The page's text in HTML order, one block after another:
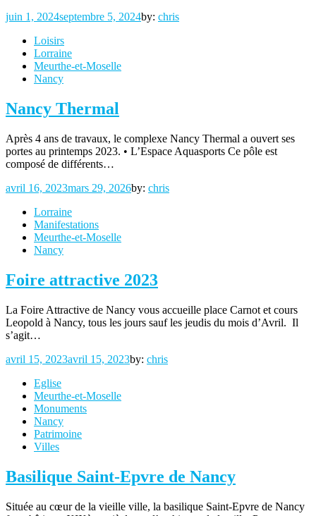
Posted
juin 1, 2024septembre 5, 2024by: chris
Loisirs
Lorraine
Meurthe-et-Moselle
Nancy
Nancy Thermal
Après 4 ans de travaux, le complexe Nancy Thermal a ouvert ses
portes au printemps 2023. • L’Espace Aquasports Ce pôle est
composé de différents…
Posted
avril 16, 2023mars 29, 2026by: chris
Lorraine
Manifestations
Meurthe-et-Moselle
Nancy
Foire attractive 2023
La Foire Attractive de Nancy vous accueille place Carnot et cours
Leopold à Nancy, tous les jours sauf les jeudis du mois d’Avril. Il
s’agit…
Posted
avril 15, 2023avril 15, 2023by: chris
Eglise
Meurthe-et-Moselle
Monuments
Nancy
Patrimoine
Villes
Basilique Saint-Epvre de Nancy
Située au cœur de la vieille ville, la basilique Saint-Epvre de Nancy